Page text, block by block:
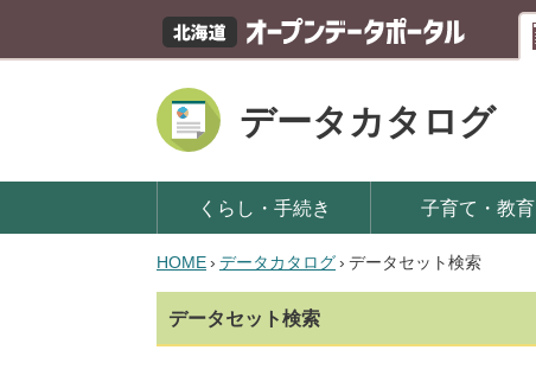
データカタログ
くらし・手続き 子育て・教育
HOME› データカタログ› データセット検索
データセット検索